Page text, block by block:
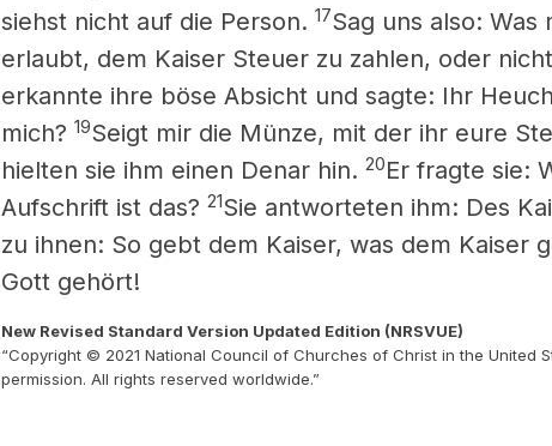
siehst nicht auf die Person. 17Sag uns also: Was
erlaubt, dem Kaiser Steuer zu zahlen, oder
erkannte ihre böse Absicht und sagte: Ihr
mich? 19Seigt mir die Münze, mit der ihr eure
hielten sie ihm einen Denar hin. 20Er fragte sie:
Aufschrift ist das? 21Sie antworteten ihm: Des
zu ihnen: So gebt dem Kaiser, was dem Kaiser
Gott gehört!
New Revised Standard Version Updated Edition (NRSVUE)
“Copyright © 2021 National Council of Churches of Christ in the United
permission. All rights reserved worldwide.”